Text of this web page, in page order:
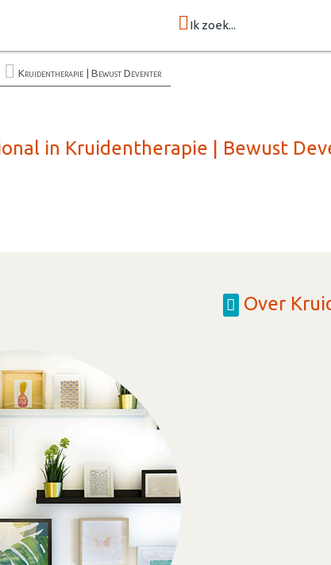
Ik zoek...
Kruidentherapie | Bewust Deventer
in Kruidentherapie | Bewust
Over